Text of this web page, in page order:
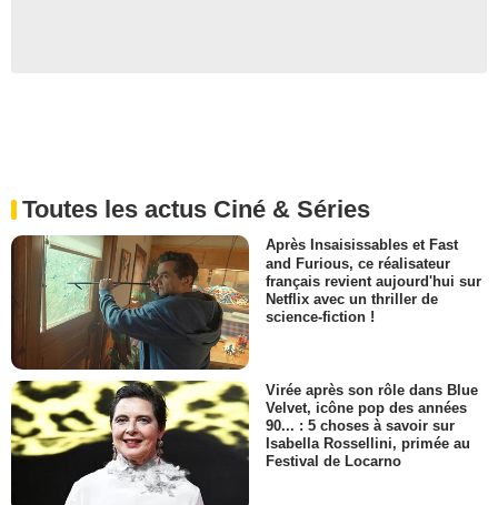
Toutes les actus Ciné & Séries
Après Insaisissables et Fast
and Furious, ce réalisateur
français revient aujourd'hui sur
Netflix avec un thriller de
science-fiction !
Virée après son rôle dans Blue
Velvet, icône pop des années
90... : 5 choses à savoir sur
Isabella Rossellini, primée au
Festival de Locarno